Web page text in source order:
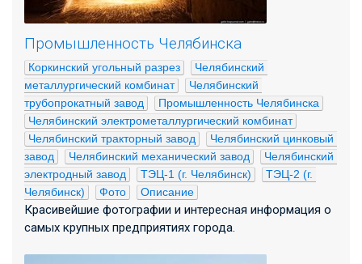
Промышленность Челябинска
Коркинский угольный разрез
Челябинский
металлургический комбинат
Челябинский
трубопрокатный завод
Промышленность Челябинска
Челябинский электрометаллургический комбинат
Челябинский тракторный завод
Челябинский цинковый
завод
Челябинский механический завод
Челябинский
электродный завод
ТЭЦ-1 (г. Челябинск)
ТЭЦ-2 (г.
Челябинск)
Фото Описание
Красивейшие фотографии и интересная информация о
самых крупных предприятиях города.